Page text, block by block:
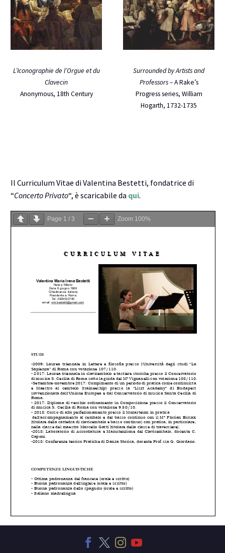
L’Iconographie de l’Orgue et du
Clavecin
Anonymous, 18th Century
Surrounded by Artists and
Professors –A Rake’s
Progress series, William
Hogarth, 1732-1735
Il Curriculum Vitae di Valentina Bestetti, fondatrice di
“Concerto Privato“, è scaricabile da qui.
Page 1 / 3 Zoom 100%